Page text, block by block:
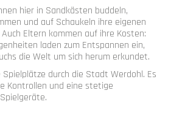
hier in Sandkästen buddeln,
und auf Schaukeln ihre eigenen
Eltern kommen auf ihre Kosten:
laden zum Entspannen ein,
die Welt um sich herum erkundet.
durch die Stadt Werdohl. Es
Kontrollen und eine stetige